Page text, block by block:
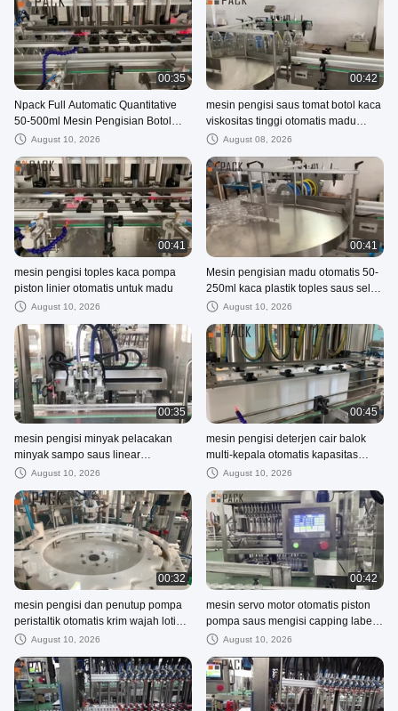
00:35
Npack Full Automatic Quantitative
50-500ml Mesin Pengisian Botol
Madu Mesin Botol Madu
August 10, 2026
00:42
mesin pengisi saus tomat botol kaca
viskositas tinggi otomatis madu
lebah dengan pemanasan dan
August 08, 2026
00:41
mesin pengisi toples kaca pompa
piston linier otomatis untuk madu
August 10, 2026
00:41
Mesin pengisian madu otomatis 50-
250ml kaca plastik toples saus selai
dengan servo motor
August 10, 2026
00:35
mesin pengisi minyak pelacakan
minyak sampo saus linear
kecepatan tinggi otomatis
August 10, 2026
00:45
mesin pengisi deterjen cair balok
multi-kepala otomatis kapasitas
tinggiAugust 10, 2026
00:32
mesin pengisi dan penutup pompa
peristaltik otomatis krim wajah lotion
kosmetik monoblok
August 10, 2026
00:42
mesin servo motor otomatis piston
pompa saus mengisi capping label
mesin saus produksi
August 10, 2026